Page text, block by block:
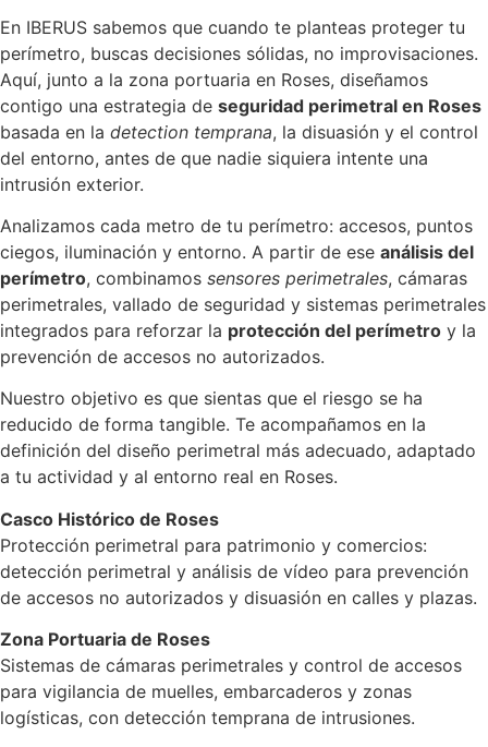
En IBERUS sabemos que cuando te planteas proteger tu
perímetro, buscas decisiones sólidas, no improvisaciones.
Aquí, junto a la zona portuaria en Roses, diseñamos
contigo una estrategia de seguridad perimetral en Roses
basada en la detection temprana, la disuasión y el control
del entorno, antes de que nadie siquiera intente una
intrusión exterior.
Analizamos cada metro de tu perímetro: accesos, puntos
ciegos, iluminación y entorno. A partir de ese análisis del
perímetro, combinamos sensores perimetrales, cámaras
perimetrales, vallado de seguridad y sistemas perimetrales
integrados para reforzar la protección del perímetro y la
prevención de accesos no autorizados.
Nuestro objetivo es que sientas que el riesgo se ha
reducido de forma tangible. Te acompañamos en la
definición del diseño perimetral más adecuado, adaptado
a tu actividad y al entorno real en Roses.
Casco Histórico de Roses
Protección perimetral para patrimonio y comercios:
detección perimetral y análisis de vídeo para prevención
de accesos no autorizados y disuasión en calles y plazas.
Zona Portuaria de Roses
Sistemas de cámaras perimetrales y control de accesos
para vigilancia de muelles, embarcaderos y zonas
logísticas, con detección temprana de intrusiones.